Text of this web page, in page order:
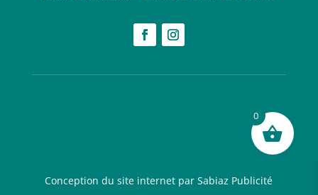
Conception du site internet par Sabiaz Publicité
0